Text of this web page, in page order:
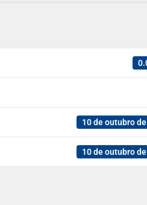
10 de outubro
10 de outubro